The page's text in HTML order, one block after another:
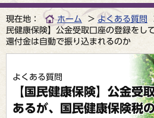
現在地： ホーム よくある質問
民健康保険】公金受取口座の登録をし
還付金は自動で振り込まれるのか
よくある質問
【国民健康保険】公金受
あるが、国民健康保険税